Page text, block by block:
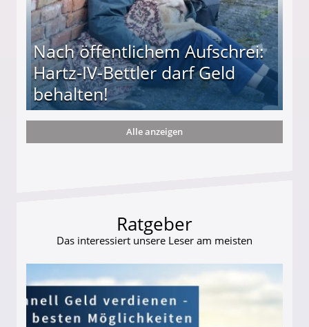
Nach öffentlichem Aufschrei:
Hartz-IV-Bettler darf Geld
behalten!
darf Geld behalten!
Alle anzeigen
Ratgeber
Das interessiert unsere Leser am meisten